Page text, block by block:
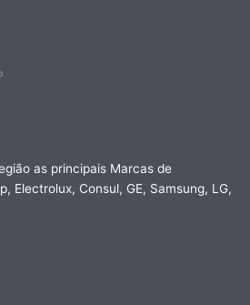
as principais Marcas de
Electrolux, Consul, GE, Samsung, LG,